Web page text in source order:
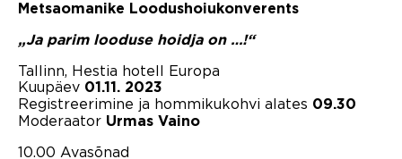
Metsaomanike Loodushoiukonverents
„Ja parim looduse hoidja on …!“
Tallinn, Hestia hotell Europa
Kuupäev 01.11. 2023
Registreerimine ja hommikukohvi alates 09.30
Moderaator Urmas Vaino
10.00 Avasõnad